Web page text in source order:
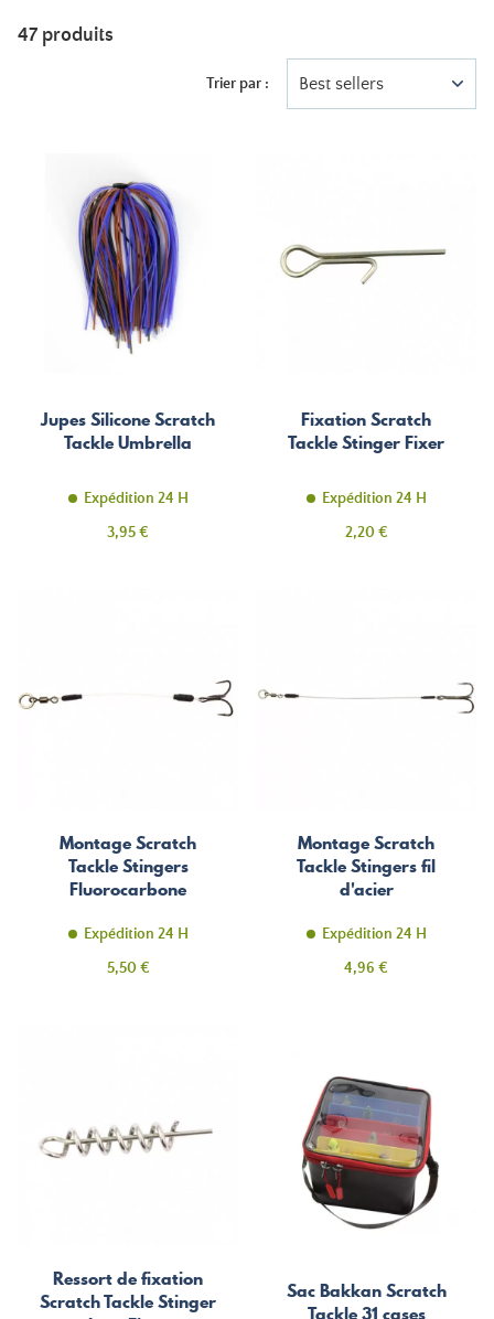
47 produits
Trier par : Best sellers
Jupes Silicone Scratch
Tackle Umbrella
Expédition 24 H
Prix
3,95 €
Fixation Scratch
Tackle Stinger Fixer
Expédition 24 H
Prix
2,20 €
Montage Scratch
Tackle Stingers
Fluorocarbone
Expédition 24 H
Prix
5,50 €
Montage Scratch
Tackle Stingers fil
d'acier
Expédition 24 H
Prix
4,96 €
Ressort de fixation
Scratch Tackle Stinger
Sac Bakkan Scratch
Tackle 31 cases